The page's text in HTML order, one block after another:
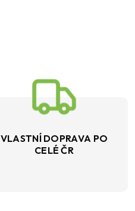
VLASTNÍ DOPRAVA PO
CELÉ ČR